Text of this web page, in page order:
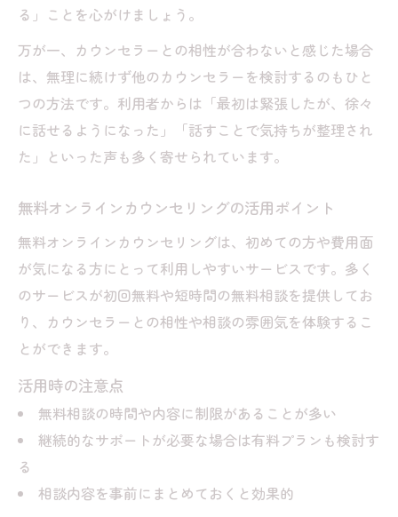
る」ことを心がけましょう。
万が一、カウンセラーとの相性が合わないと感じた場合
は、無理に続けず他のカウンセラーを検討するのもひと
つの方法です。利用者からは「最初は緊張したが、徐々
に話せるようになった」「話すことで気持ちが整理され
た」といった声も多く寄せられています。
無料オンラインカウンセリングの活用ポイント
無料オンラインカウンセリングは、初めての方や費用面
が気になる方にとって利用しやすいサービスです。多く
のサービスが初回無料や短時間の無料相談を提供してお
り、カウンセラーとの相性や相談の雰囲気を体験するこ
とができます。
活用時の注意点
無料相談の時間や内容に制限があることが多い
継続的なサポートが必要な場合は有料プランも検討す
る
相談内容を事前にまとめておくと効果的